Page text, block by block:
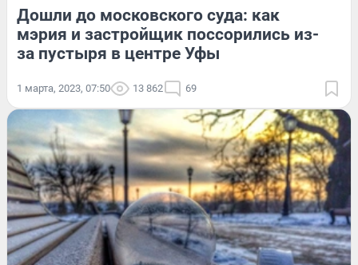
Дошли до московского суда: как
мэрия и застройщик поссорились из-
за пустыря в центре Уфы
1 марта, 2023, 07:50 13 862 69